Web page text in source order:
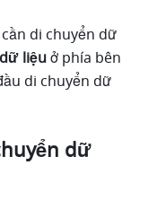
di chuyển dữ
liệu ở phía bên
di chuyển dữ
dữ